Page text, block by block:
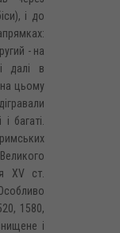
і до
- на
далі в
цьому
багаті.
XV ст.
1580,
і